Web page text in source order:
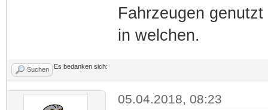
Fahrzeugen
in welchen.
Suchen Es bedanken sich:
05.04.2018, 08:23